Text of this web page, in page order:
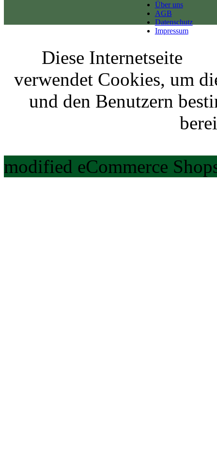
Über uns
AGB
Datenschutz
Impressum
Diese Internetseite
verwendet Cookies, um
und den Benutzern
modified eCommerce